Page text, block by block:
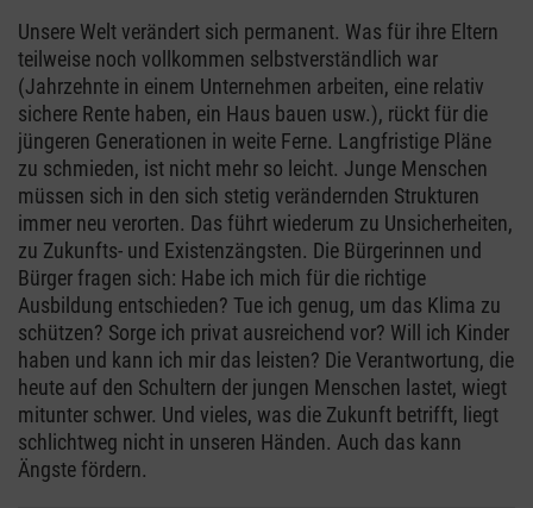
Unsere Welt verändert sich permanent. Was für ihre Eltern
teilweise noch vollkommen selbstverständlich war
(Jahrzehnte in einem Unternehmen arbeiten, eine relativ
sichere Rente haben, ein Haus bauen usw.), rückt für die
jüngeren Generationen in weite Ferne. Langfristige Pläne
zu schmieden, ist nicht mehr so leicht. Junge Menschen
müssen sich in den sich stetig verändernden Strukturen
immer neu verorten. Das führt wiederum zu Unsicherheiten,
zu Zukunfts- und Existenzängsten. Die Bürgerinnen und
Bürger fragen sich: Habe ich mich für die richtige
Ausbildung entschieden? Tue ich genug, um das Klima zu
schützen? Sorge ich privat ausreichend vor? Will ich Kinder
haben und kann ich mir das leisten? Die Verantwortung, die
heute auf den Schultern der jungen Menschen lastet, wiegt
mitunter schwer. Und vieles, was die Zukunft betrifft, liegt
schlichtweg nicht in unseren Händen. Auch das kann
Ängste fördern.